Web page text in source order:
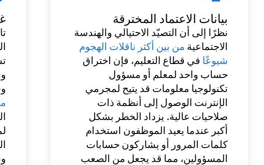
بيانات الاعتماد المخترقة
نظرًا إلى أن التصيّد الاحتيالي والهندسة
الاجتماعية من بين أكثر ناقلات الهجوم
شيوعًا في قطاع التعليم، فإن اختراق
حساب واحد لمعلم أو مسؤول
تكنولوجيا معلومات قد يتيح لمجرمي
الإنترنت الوصول إلى أنظمة ذات
صلاحيات عالية. يزداد الخطر بشكل
أكبر عندما يعيد الموظفون استخدام
كلمات المرور أو يشاركون حسابات
المسؤولين، مما قد يجعل من الصعب